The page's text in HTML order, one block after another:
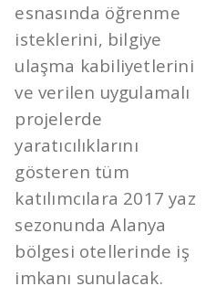
esnasında öğrenme
isteklerini, bilgiye
ulaşma kabiliyetlerini
ve verilen uygulamalı
projelerde
yaratıcılıklarını
gösteren tüm
katılımcılara 2017 yaz
sezonunda Alanya
bölgesi otellerinde iş
imkanı sunulacak.